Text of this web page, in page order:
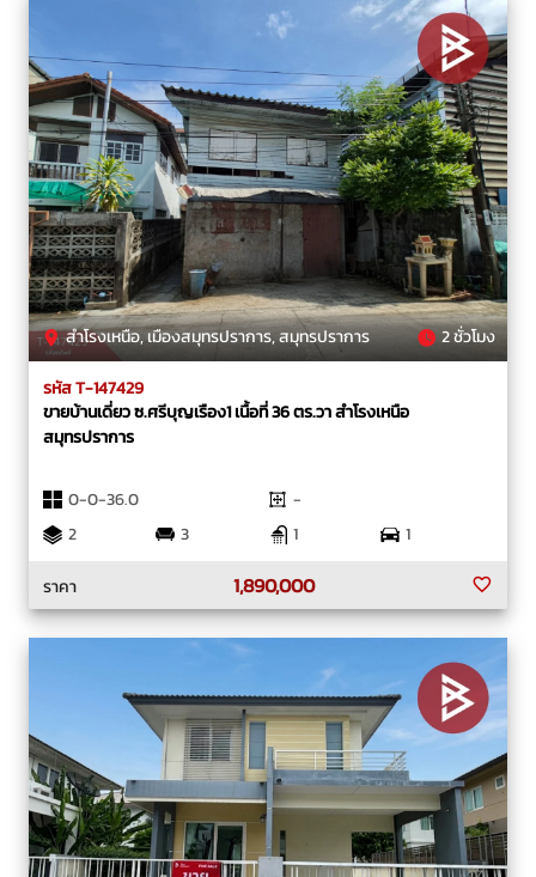
สำโรงเหนือ, เมืองสมุทรปราการ, สมุทรปราการ 2 ชั่วโมง
รหัส T-147429
ขายบ้านเดี่ยว ซ.ศรีบุญเรือง1 เนื้อที่ 36 ตร.วา สำโรงเหนือ
สมุทรปราการ
0-0-36.0
-
2
3 1
1
ราคา
1,890,000